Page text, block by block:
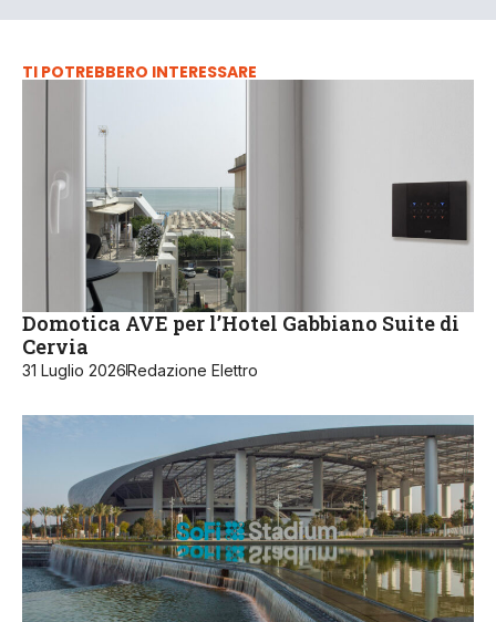
TI POTREBBERO INTERESSARE
Domotica AVE per l’Hotel Gabbiano Suite di
Cervia
31 Luglio 2026Redazione Elettro